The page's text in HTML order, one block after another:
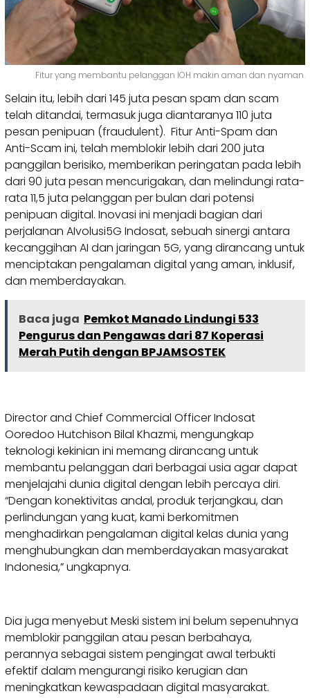
Fitur yang membantu pelanggan IOH makin aman dan nyaman.
Selain itu, lebih dari 145 juta pesan spam dan scam
telah ditandai, termasuk juga diantaranya 110 juta
pesan penipuan (fraudulent). Fitur Anti-Spam dan
Anti-Scam ini, telah memblokir lebih dari 200 juta
panggilan berisiko, memberikan peringatan pada lebih
dari 90 juta pesan mencurigakan, dan melindungi rata-
rata 11,5 juta pelanggan per bulan dari potensi
penipuan digital. Inovasi ini menjadi bagian dari
perjalanan AIvolusi5G Indosat, sebuah sinergi antara
kecanggihan AI dan jaringan 5G, yang dirancang untuk
menciptakan pengalaman digital yang aman, inklusif,
dan memberdayakan.
Baca juga Pemkot Manado Lindungi 533
Pengurus dan Pengawas dari 87 Koperasi
Merah Putih dengan BPJAMSOSTEK
Director and Chief Commercial Officer Indosat
Ooredoo Hutchison Bilal Khazmi, mengungkap
teknologi kekinian ini memang dirancang untuk
membantu pelanggan dari berbagai usia agar dapat
menjelajahi dunia digital dengan lebih percaya diri.
“Dengan konektivitas andal, produk terjangkau, dan
perlindungan yang kuat, kami berkomitmen
menghadirkan pengalaman digital kelas dunia yang
menghubungkan dan memberdayakan masyarakat
Indonesia,” ungkapnya.
Dia juga menyebut Meski sistem ini belum sepenuhnya
memblokir panggilan atau pesan berbahaya,
perannya sebagai sistem pengingat awal terbukti
efektif dalam mengurangi risiko kerugian dan
meningkatkan kewaspadaan digital masyarakat.